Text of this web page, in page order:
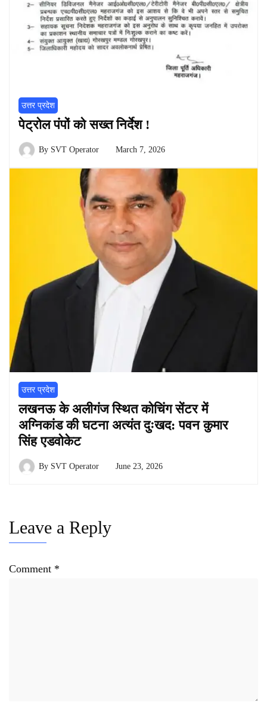
उत्तर प्रदेश
पेट्रोल पंपों को सख्त निर्देश !
By SVT Operator March 7, 2026
उत्तर प्रदेश
लखनऊ के अलीगंज स्थित कोचिंग सेंटर में
अग्निकांड की घटना अत्यंत दुःखद: पवन कुमार
सिंह एडवोकेट
By SVT Operator June 23, 2026
Leave a Reply
Comment *